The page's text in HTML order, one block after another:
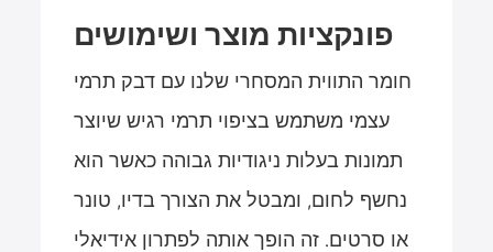
פונקציות מוצר ושימושים
חומר התווית המסחרי שלנו עם דבק תרמי
עצמי משתמש בציפוי תרמי רגיש שיוצר
תמונות בעלות ניגודיות גבוהה כאשר הוא
נחשף לחום, ומבטל את הצורך בדיו, טונר
או סרטים. זה הופך אותה לפתרון אידיאלי